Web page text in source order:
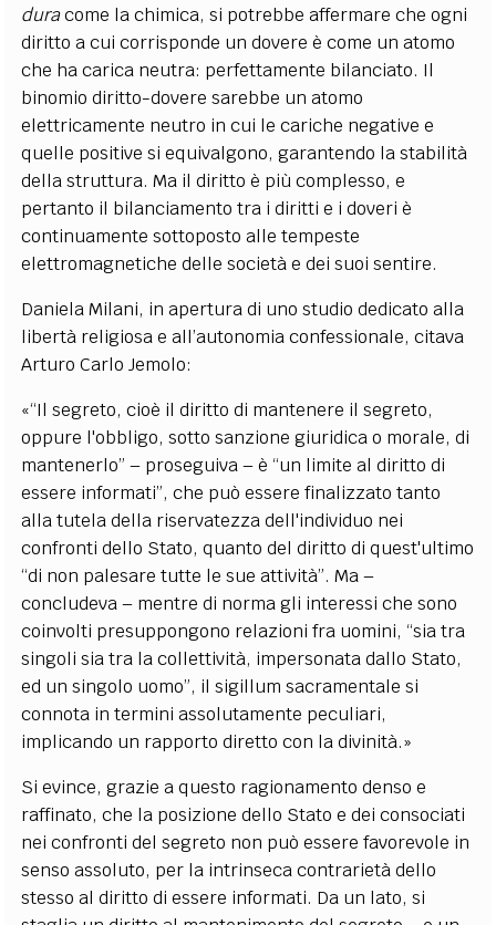
duracome la chimica, si potrebbe affermare che ogni
diritto a cui corrisponde un dovere è come un atomo
che ha carica neutra: perfettamente bilanciato. Il
binomio diritto-dovere sarebbe un atomo
elettricamente neutro in cui le cariche negative e
quelle positive si equivalgono, garantendo la stabilità
della struttura. Ma il diritto è più complesso, e
pertanto il bilanciamento tra i diritti e i doveri è
continuamente sottoposto alle tempeste
elettromagnetiche delle società e dei suoi sentire.
Daniela Milani, in apertura di uno studio dedicato alla
libertà religiosa e all’autonomia confessionale, citava
Arturo Carlo Jemolo:
«“Il segreto, cioè il diritto di mantenere il segreto,
oppure l'obbligo, sotto sanzione giuridica o morale, di
mantenerlo” – proseguiva – è “un limite al diritto di
essere informati”, che può essere finalizzato tanto
alla tutela della riservatezza dell'individuo nei
confronti dello Stato, quanto del diritto di quest'ultimo
“di non palesare tutte le sue attività”. Ma –
concludeva – mentre di norma gli interessi che sono
coinvolti presuppongono relazioni fra uomini, “sia tra
singoli sia tra la collettività, impersonata dallo Stato,
ed un singolo uomo”, il sigillum sacramentale si
connota in termini assolutamente peculiari,
implicando un rapporto diretto con la divinità.»
Si evince, grazie a questo ragionamento denso e
raffinato, che la posizione dello Stato e dei consociati
nei confronti del segreto non può essere favorevole in
senso assoluto, per la intrinseca contrarietà dello
stesso al diritto di essere informati. Da un lato, si